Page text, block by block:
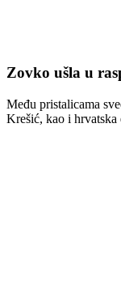
Zovko ušla u
Među pristalicama
Krešić, kao i hrvatska